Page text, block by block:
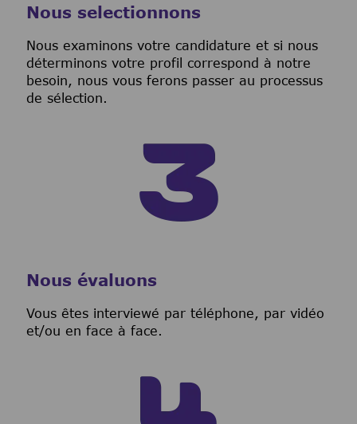
Nous selectionnons
Nous examinons votre candidature et si nous
déterminons votre profil correspond à notre
besoin, nous vous ferons passer au processus
de sélection.
Nous évaluons
Vous êtes interviewé par téléphone, par vidéo
et/ou en face à face.